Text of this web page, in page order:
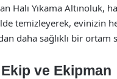
Halı Yıkama Altınoluk,
temizleyerek, evinizin
daha sağlıklı bir ortam
ve Ekipman